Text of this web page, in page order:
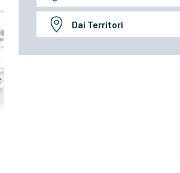
Dai Territori